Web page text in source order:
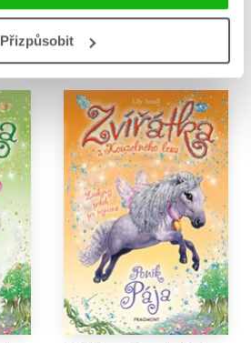
Přizpůsobit